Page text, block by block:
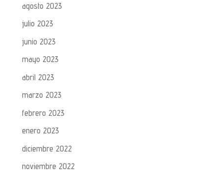
agosto 2023
julio 2023
junio 2023
mayo 2023
abril 2023
marzo 2023
febrero 2023
enero 2023
diciembre 2022
noviembre 2022